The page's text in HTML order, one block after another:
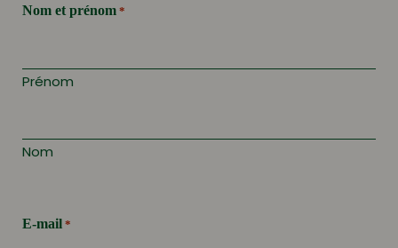
Nom et prénom *
Prénom
Nom
E-mail *